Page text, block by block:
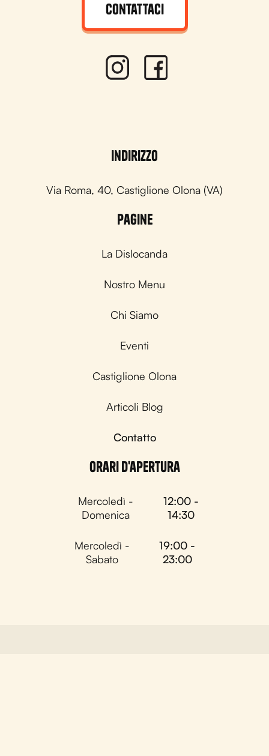
Contattaci
Indirizzo
Via Roma, 40, Castiglione Olona (VA)
Pagine
La Dislocanda
Nostro Menu
Chi Siamo
Eventi
Castiglione Olona
Articoli Blog
Contatto
Orari d'apertura
Mercoledì -
Domenica
12:00 -
14:30
Mercoledì -
Sabato
19:00 -
23:00